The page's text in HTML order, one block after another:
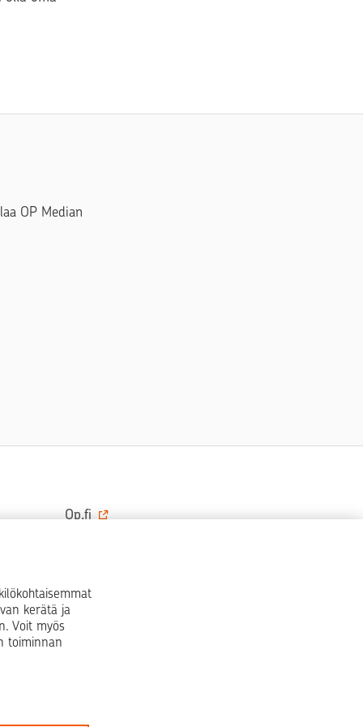
kerätä ja
Voit myös
toiminnan
OP Median
Op.fi
Facebook